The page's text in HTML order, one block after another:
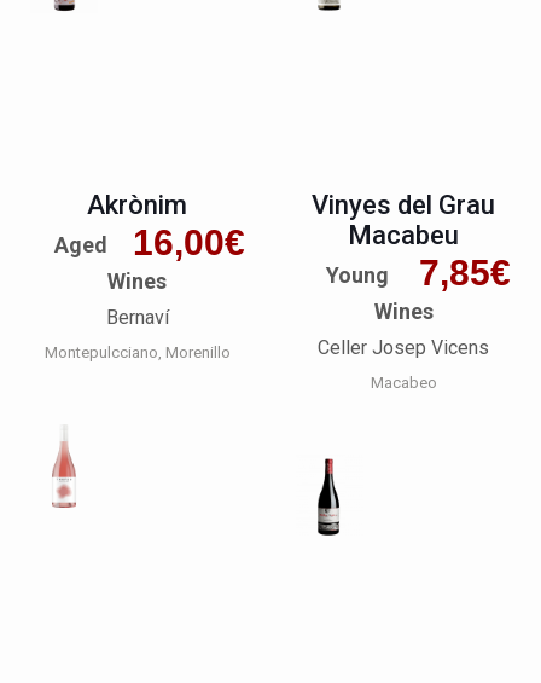
Akrònim
16,00€
Aged
Wines
Bernaví
Montepulcciano Morenillo
Vinyes del Grau
Macabeu
7,85€
Young
Wines
Celler Josep Vicens
Macabeo